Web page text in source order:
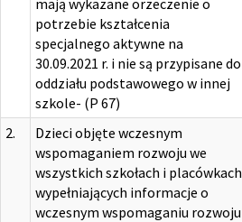
mają wykazane orzeczenie o
potrzebie kształcenia
specjalnego aktywne na
30.09.2021 r. i nie są przypisane do
oddziału podstawowego w innej
szkole- (P 67)
2.
Dzieci objęte wczesnym
wspomaganiem rozwoju we
wszystkich szkołach i placówkach
wypełniających informacje o
wczesnym wspomaganiu rozwoju